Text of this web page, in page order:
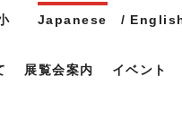
Japanese
展覧会案内 イベント